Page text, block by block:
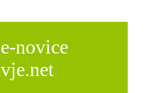
novice